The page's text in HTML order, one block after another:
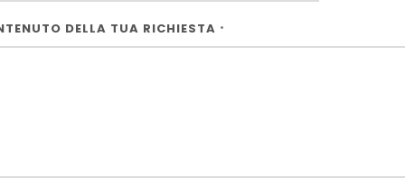
DELLA TUA RICHIESTA *